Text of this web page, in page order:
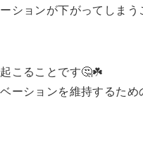
ションが下がってしまう
こることです🤔☘️
ーションを維持するため